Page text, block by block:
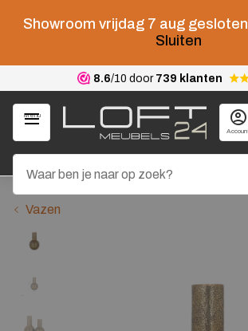
Showroom vrijdag 7 aug
Sluiten
8.6/10 door 739 klanten
Menu
Vazen